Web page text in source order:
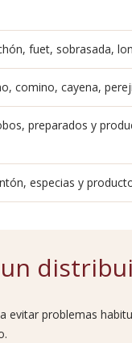
fuet, sobrasada,
comino, cayena,
preparados y
especias y
evitar problemas